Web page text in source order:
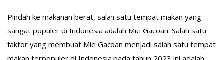
Pindah ke makanan berat, salah satu tempat makan yang
sangat populer di Indonesia adalah Mie Gacoan. Salah satu
faktor yang membuat Mie Gacoan menjadi salah satu tempat